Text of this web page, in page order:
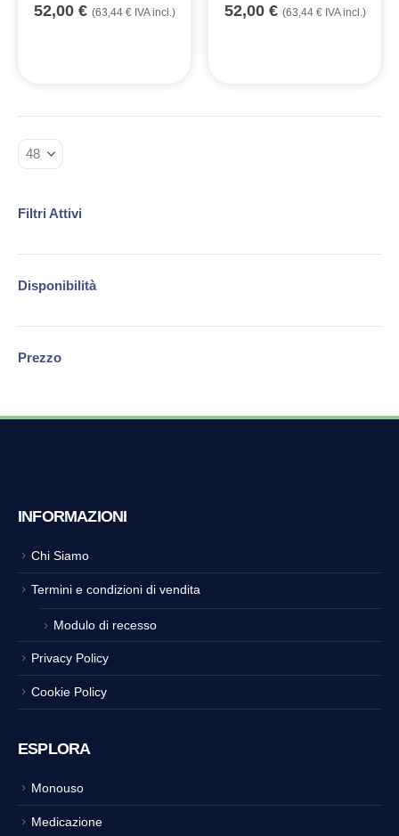
52,00 € (63,44 €IVA incl.) 52,00 € (63,44 €IVA incl.)
Filtri Attivi
Disponibilità
Prezzo
INFORMAZIONI
Chi Siamo
Termini e condizioni di vendita
Modulo di recesso
Privacy Policy
Cookie Policy
ESPLORA
Monouso
Medicazione